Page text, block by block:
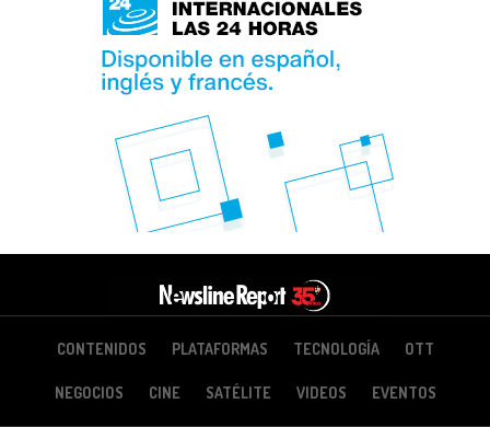
CONTENIDOS PLATAFORMAS TECNOLOGÍA OTT
NEGOCIOS CINE SATÉLITE VIDEOS EVENTOS